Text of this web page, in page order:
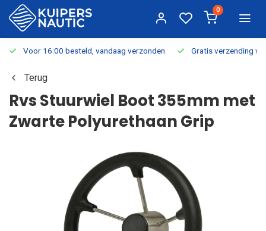
0
Voor 16:00 besteld, vandaag verzonden Gratis verzending
Terug
Rvs Stuurwiel Boot 355mm met
Zwarte Polyurethaan Grip